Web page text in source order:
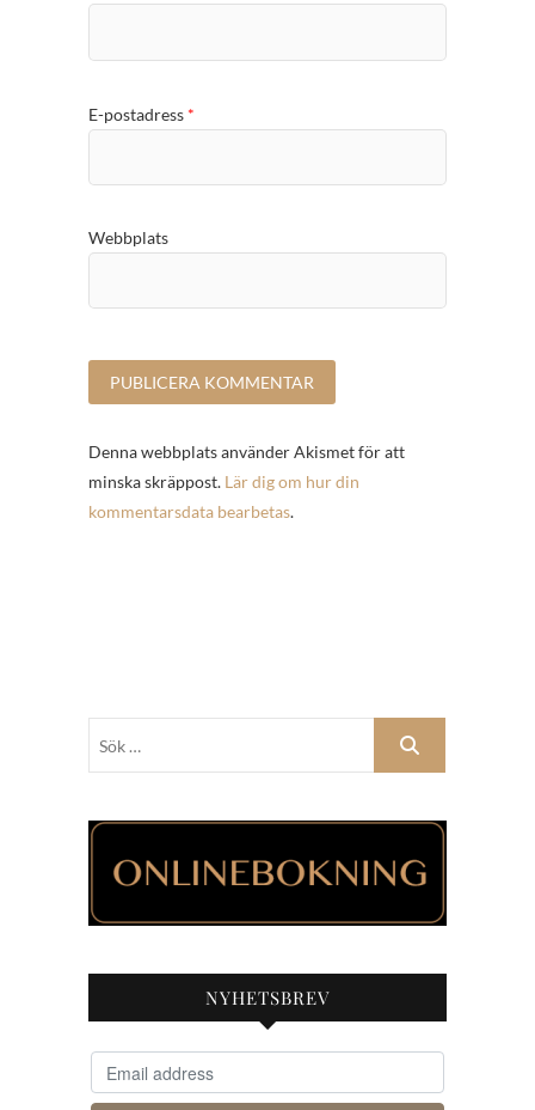
E-postadress *
Webbplats
Denna webbplats använder Akismet för att
minska skräppost. Lär dig om hur din
kommentarsdata bearbetas.
NYHETSBREV